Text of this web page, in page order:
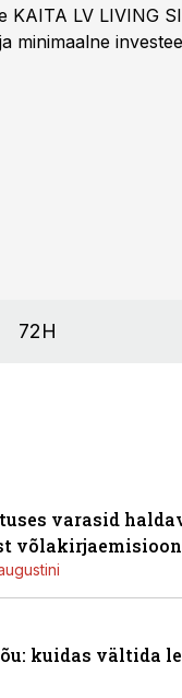
KAITA LV LIVING
minimaalne
72H
varasid
kuidas vältida